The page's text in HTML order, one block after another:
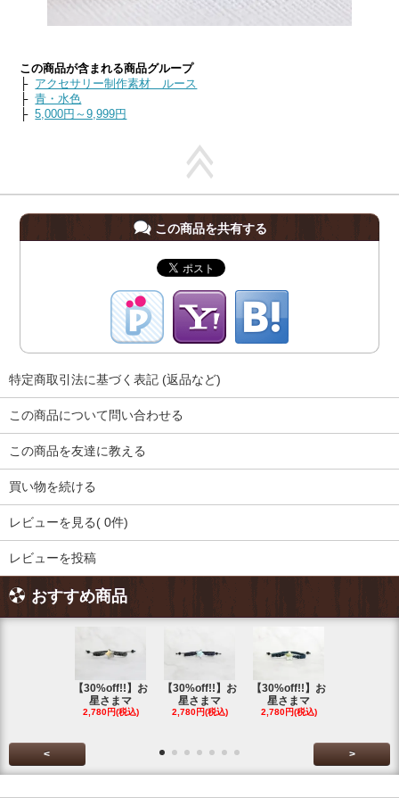
この商品が含まれる商品グループ
├ アクセサリー制作素材 ルース
├青・水色
├5,000円～9,999円
この商品を共有する
特定商取引法に基づく表記 (返品など)
この商品について問い合わせる
この商品を友達に教える
買い物を続ける
レビューを見る( 0件)
レビューを投稿
おすすめ商品
【30%off!!】お
星さまマ
2,780円(税込)
【30%off!!】お
星さまマ
2,780円(税込)
【30%off!!】お
星さまマ
2,780円(税込)
< >